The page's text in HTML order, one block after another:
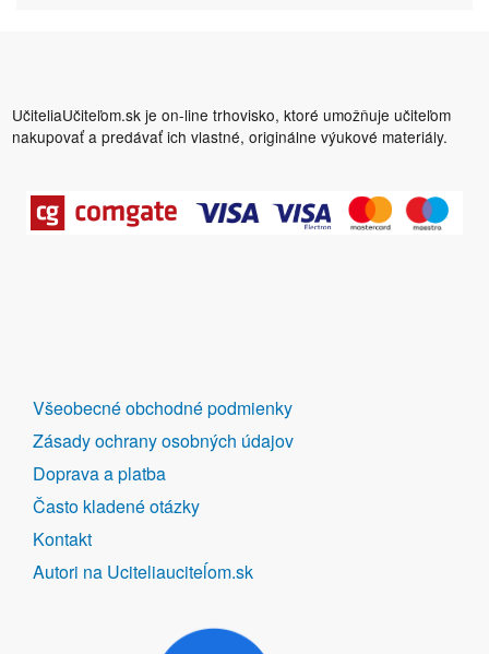
UčiteliaUčiteľom.sk je on-line trhovisko, ktoré umožňuje učiteľom
nakupovať a predávať ich vlastné, originálne výukové materiály.
DALŠÍ
ODKAZY
Všeobecné obchodné podmienky
Zásady ochrany osobných údajov
Doprava a platba
Často kladené otázky
Kontakt
Autori na Uciteliauciteĺom.sk